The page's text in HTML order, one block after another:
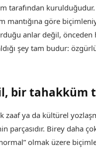
tarafından
göre
anlar değil, önceden
şey tam budur:
bir tahakküm
zaaf ya da kültürel
Birey daha
olmak üzere